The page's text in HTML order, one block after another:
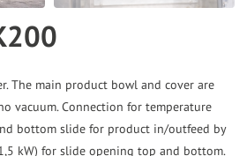
can
use
and
swipe
gestures.
The main product bowl and cover are
vacuum. Connection for temperature
bottom slide for product in/outfeed by
kW) for slide opening top and bottom.